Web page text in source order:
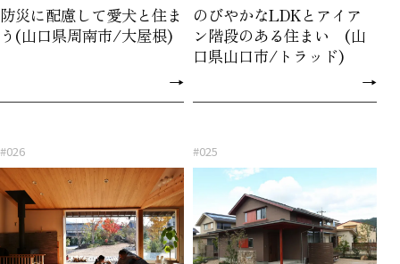
防災に配慮して愛犬と住ま
う(山口県周南市/大屋根)
→
のびやかなLDKとアイア
ン階段のある住まい (山
口県山口市/トラッド)
→
#026 #025